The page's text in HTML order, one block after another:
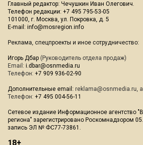
Главный редактор: Чечушкин Иван Олегович.
Телефон редакции: +7 495 795-53-05
101000, г. Москва, ул. Покровка, д. 5
E-mail: info@mosregion.info
Реклама, спецпроекты и иное сотрудничество:
Игорь Дбар (Руководитель отдела продаж)
Email: i.dbar@osnmedia.ru
Телефон: +7 909 936-02-90
Дополнительные email: reklama@osnmedia.ru,
Телефон: +7 495 004-56-11
Сетевое издание Информационное агентство
региона" зарегистрировано Роскомнадзором
запись ЭЛ № ФС77-73861.
18+